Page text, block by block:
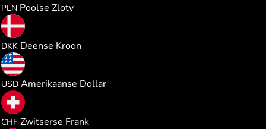
PLN Poolse Zloty
DKK Deense Kroon
USD Amerikaanse Dollar
CHF Zwitserse Frank